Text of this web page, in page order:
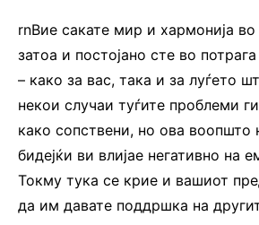
rnВие сакате мир и хармонија во
затоа и постојано сте во
– како за вас, така и за луѓето
некои случаи туѓите проблеми
како сопствени, но ова воопшто
бидејќи ви влијае негативно на
Токму тука се крие и вашиот
да им давате поддршка на